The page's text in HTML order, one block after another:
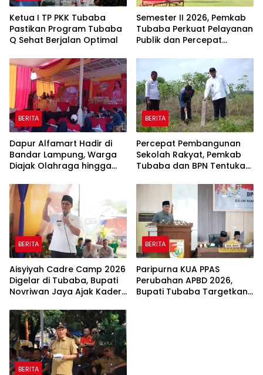
Ketua I TP PKK Tubaba
Pastikan Program Tubaba
Q Sehat Berjalan Optimal
Semester II 2026, Pemkab
Tubaba Perkuat Pelayanan
Publik dan Percepat
BERITA
Dapur Alfamart Hadir di
Bandar Lampung, Warga
Diajak Olahraga hingga
BERITA
Percepat Pembangunan
Sekolah Rakyat, Pemkab
Tubaba dan BPN Tentukan
BERITA
Aisyiyah Cadre Camp 2026
Digelar di Tubaba, Bupati
Novriwan Jaya Ajak Kader
Pembangunan
BERITA
Paripurna KUA PPAS
Perubahan APBD 2026,
Bupati Tubaba Targetkan
BERITA